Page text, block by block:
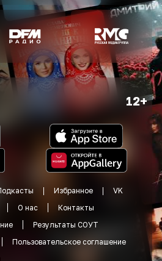
12+
Избранное
VK
О нас
Контакты
Результаты СОУТ
Пользовательское соглашение